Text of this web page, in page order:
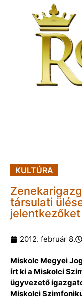
KULTÚRA
társulati
jelentkezőket
2012. február 8.
Miskolc Megyei
írt ki a Miskolci
ügyvezető
Miskolci